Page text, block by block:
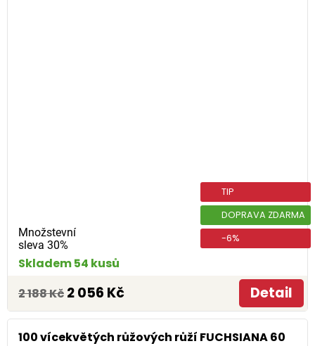
Množstevní
sleva 30%
TIP
DOPRAVA ZDARMA
-6%
Skladem 54 kusů
2 188 Kč 2 056 Kč Detail
100 vícekvětých růžových růží FUCHSIANA 60